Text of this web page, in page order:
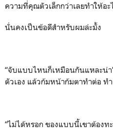
ความที่คุณตัวเล็กกว่าเลยทำให้อ
นั่นคงเป็นข้อดีสำหรับผมล่ะมั้ง
“จับแบบไหนก็เหมือนกันแหละน่
ตัวเอง แล้วก้มหน้าก้มตาทำต่อ
“ไม่ได้หรอก ของแบบนี้เขาต้องท